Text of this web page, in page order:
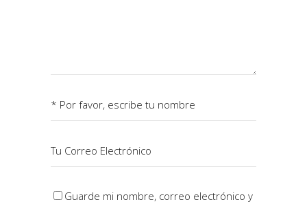
Guarde mi nombre, correo electrónico y